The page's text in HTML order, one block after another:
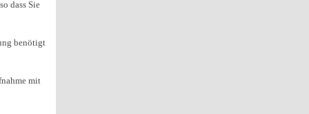
dass Sie
benötigt
mit